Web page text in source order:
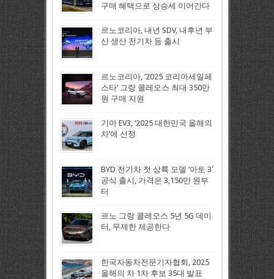
구매 혜택으로 상승세 이어간다
르노코리아, 내년 SDV, 내후년 부
산 생산 전기차 등 출시
르노코리아, ‘2025 코리아세일페
스타’ 그랑 콜레오스 최대 350만
원 구매 지원
기아 EV3, ‘2025 대한민국 올해의
차’에 선정
BYD 전기차 첫 상륙 모델 ‘아토 3′
공식 출시, 가격은 3,150만 원부
터
르노 그랑 콜레오스 5년 5G 데이
터, 무제한 제공한다
한국자동차전문기자협회, 2025
올해의 차 1차 후보 35대 발표